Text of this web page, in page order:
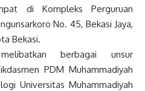
di Kompleks Perguruan
No. 45, Bekasi Jaya,
Bekasi.
berbagai unsur
PDM Muhammadiyah
Universitas Muhammadiyah